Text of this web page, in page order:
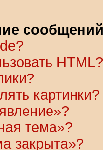
HTML?
картинки?
тема»?
закрыта»?